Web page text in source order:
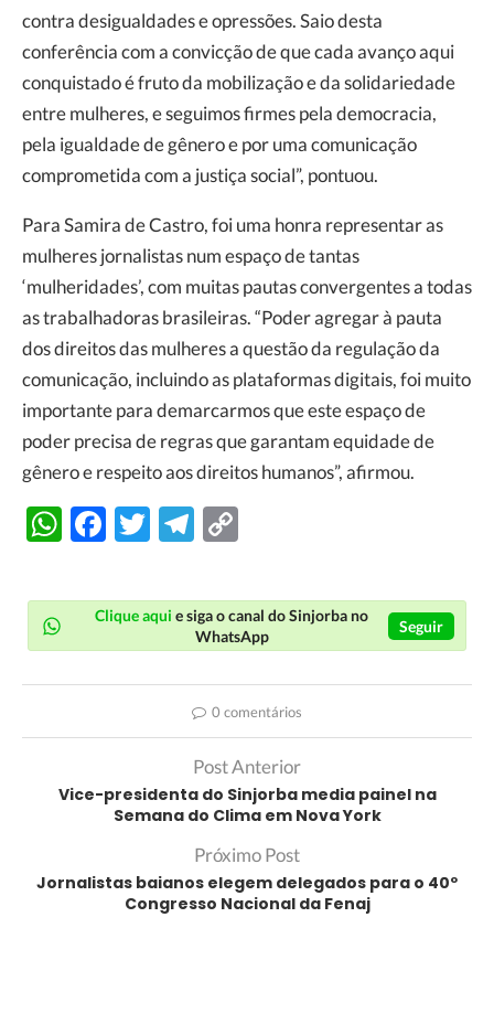
contra desigualdades e opressões. Saio desta
conferência com a convicção de que cada avanço aqui
conquistado é fruto da mobilização e da solidariedade
entre mulheres, e seguimos firmes pela democracia,
pela igualdade de gênero e por uma comunicação
comprometida com a justiça social”, pontuou.
Para Samira de Castro, foi uma honra representar as
mulheres jornalistas num espaço de tantas
‘mulheridades’, com muitas pautas convergentes a todas
as trabalhadoras brasileiras. “Poder agregar à pauta
dos direitos das mulheres a questão da regulação da
comunicação, incluindo as plataformas digitais, foi muito
importante para demarcarmos que este espaço de
poder precisa de regras que garantam equidade de
gênero e respeito aos direitos humanos”, afirmou.
WhatsApp
Facebook
TwitterTelegram
Clique aqui e siga o canal do Sinjorba no
WhatsApp
Seguir
0 comentários
Post Anterior
Vice-presidenta do Sinjorba media painel na
Semana do Clima em Nova York
Próximo Post
Jornalistas baianos elegem delegados para o 40º
Congresso Nacional da Fenaj